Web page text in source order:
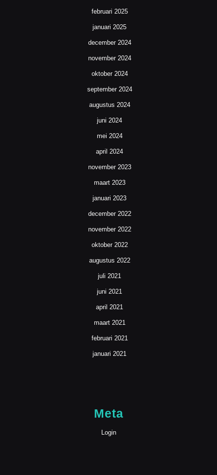
februari 2025
januari 2025
december 2024
november 2024
oktober 2024
september 2024
augustus 2024
juni 2024
mei 2024
april 2024
november 2023
maart 2023
januari 2023
december 2022
november 2022
oktober 2022
augustus 2022
juli 2021
juni 2021
april 2021
maart 2021
februari 2021
januari 2021
Meta
Login